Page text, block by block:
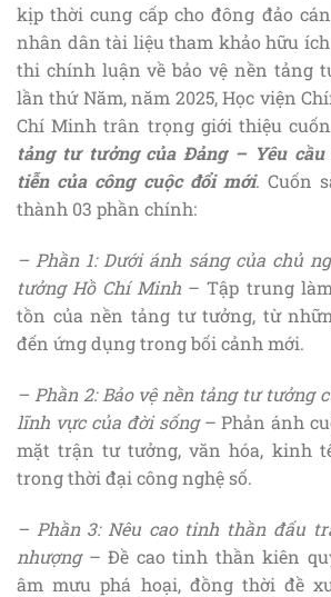
kịp thời cung cấp cho đông đảo
nhân dân tài liệu tham khảo hữu ích
thi chính luận về bảo vệ nền tảng
lần thứ Năm, năm 2025, Học viện
Chí Minh trân trọng giới thiệu
tảng tư tưởng của Đảng – Yêu
tiễn của công cuộc đổi mới. Cuốn
thành 03 phần chính:
– Phần 1: Dưới ánh sáng của chủ
tưởng Hồ Chí Minh – Tập trung
tồn của nền tảng tư tưởng, từ
đến ứng dụng trong bối cảnh mới.
– Phần 2: Bảo vệ nền tảng tư tưởng
lĩnh vực của đời sống– Phản ánh
mặt trận tư tưởng, văn hóa, kinh
trong thời đại công nghệ số.
– Phần 3: Nêu cao tinh thần đấu
nhượng– Đề cao tinh thần kiên
âm mưu phá hoại, đồng thời đề